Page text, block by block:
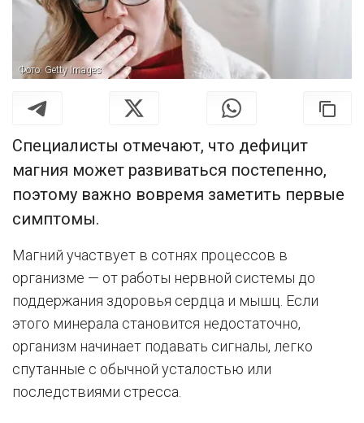
Фото: Getty Images
Специалисты отмечают, что дефицит
магния может развиваться постепенно,
поэтому важно вовремя заметить первые
симптомы.
Магний участвует в сотнях процессов в
организме — от работы нервной системы до
поддержания здоровья сердца и мышц. Если
этого минерала становится недостаточно,
организм начинает подавать сигналы, легко
спутанные с обычной усталостью или
последствиями стресса.